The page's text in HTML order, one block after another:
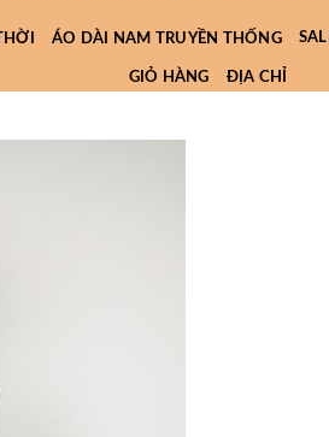
ÁO DÀI NAM TRUYỀN THỐNG
GIỎ HÀNG ĐỊA CHỈ